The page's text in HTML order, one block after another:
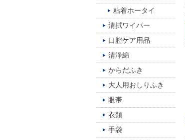
粘着ホータイ
清拭ワイパー
口腔ケア用品
清浄綿
からだふき
大人用おしりふき
眼帯
衣類
手袋